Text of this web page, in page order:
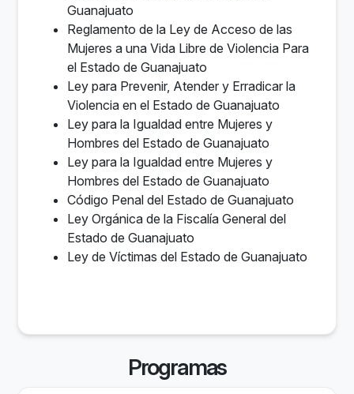
Guanajuato
Reglamento de la Ley de Acceso de las
Mujeres a una Vida Libre de Violencia Para
el Estado de Guanajuato
Ley para Prevenir, Atender y Erradicar la
Violencia en el Estado de Guanajuato
Ley para la Igualdad entre Mujeres y
Hombres del Estado de Guanajuato
Ley para la Igualdad entre Mujeres y
Hombres del Estado de Guanajuato
Código Penal del Estado de Guanajuato
Ley Orgánica de la Fiscalía General del
Estado de Guanajuato
Ley de Víctimas del Estado de Guanajuato
Programas